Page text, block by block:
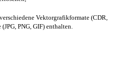
Vektorgrafikformate (CDR,
PNG, GIF) enthalten.